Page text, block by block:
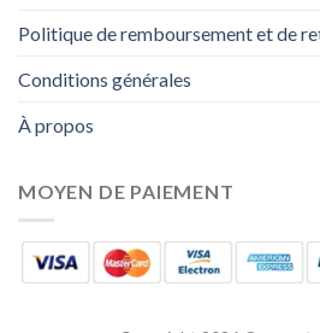
Politique de remboursement et de
Conditions générales
À propos
MOYEN DE PAIEMENT